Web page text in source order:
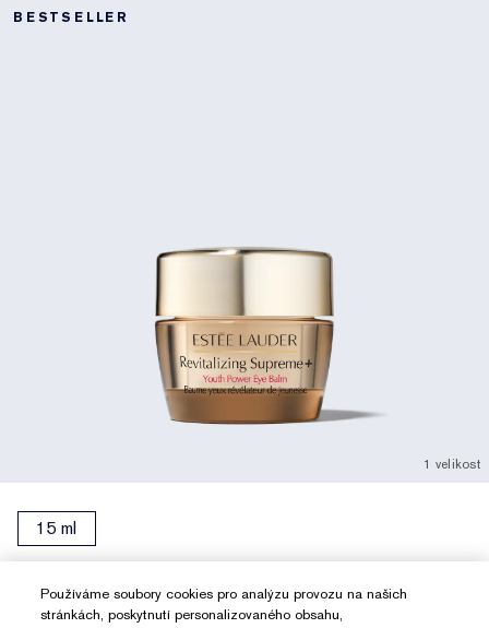
BESTSELLER
1 velikost
15 ml
Multifunkční oční krém: zpevnění, vypnutí, rozjasnění.
Používáme soubory cookies pro analýzu provozu na našich
stránkách, poskytnutí personalizovaného obsahu,